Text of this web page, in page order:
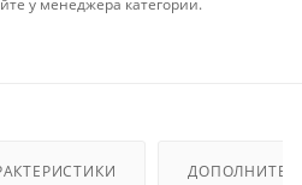
у менеджера категории.